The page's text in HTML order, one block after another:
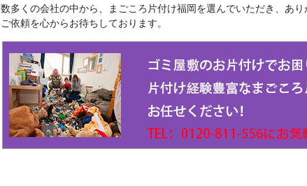
数多くの会社の中から、まごころ片付け福岡を選んでいただき、あ
ご依頼を心からお待ちしております。